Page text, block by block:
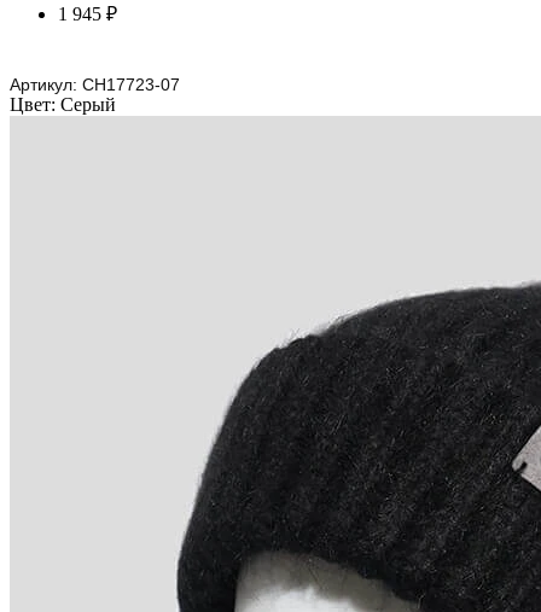
1 945 ₽
Артикул: CH17723-07
Цвет: Серый